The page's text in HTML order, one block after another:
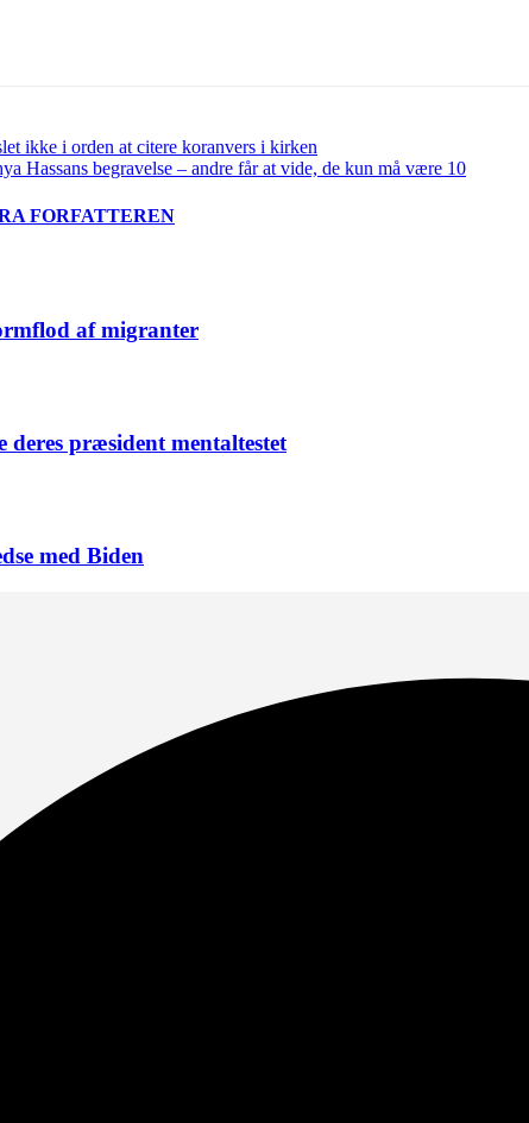
ikke i orden at citere koranvers i kirken
Hassans begravelse – andre får at vide, de kun må være 10
FORFATTEREN
af migranter
præsident mentaltestet
med Biden